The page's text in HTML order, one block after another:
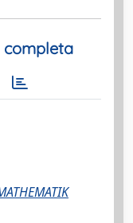
completa